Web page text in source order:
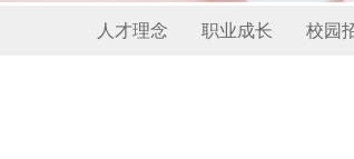
人才理念 职业成长 校园